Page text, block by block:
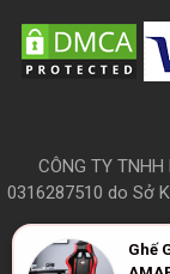
CÔNG TY
0316287510 do Sở
Ghế